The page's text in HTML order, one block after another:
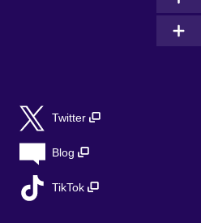
Twitter
Blog
TikTok